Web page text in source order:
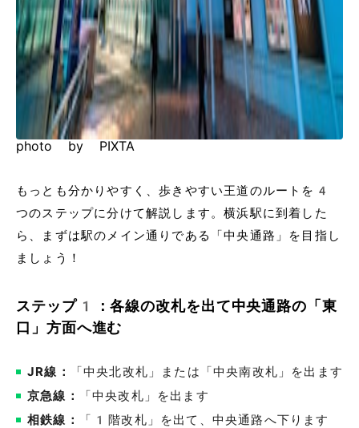
photo by PIXTA
もっとも分かりやすく、歩きやすい王道のルートを4
つのステップに分けて解説します。横浜駅に到着した
ら、まずは駅のメイン通りである「中央通路」を目指し
ましょう！
ステップ1：各線の改札を出て中央通路の「東
口」方面へ進む
JR線：
「中央北改札」または「中央南改札」を出ます
京急線：
「中央改札」を出ます
相鉄線：
「1階改札」を出て、中央通路へ下ります